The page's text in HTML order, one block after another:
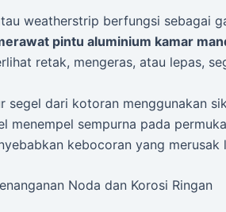
weatherstrip berfungsi sebagai
pintu aluminium kamar
retak, mengeras, atau lepas,
segel dari kotoran menggunakan
menempel sempurna pada
kebocoran yang merusak
Noda dan Korosi Ringan